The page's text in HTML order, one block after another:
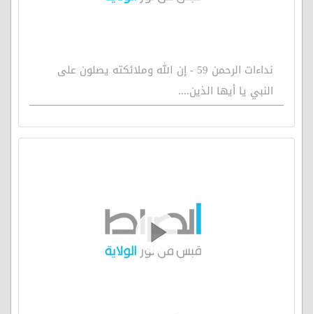
نداءات الرحمن 59 - إن الله وملائكته يصلون على
النبي يا أيها الذين....